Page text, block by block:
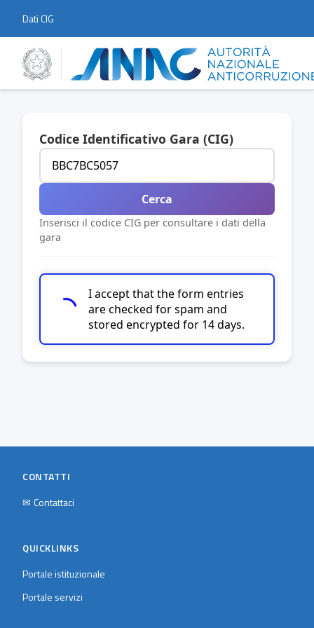
Dati CIG
Codice Identificativo Gara (CIG)
Cerca
Inserisci il codice CIG per consultare i dati della
gara
I accept that the form entries
are checked for spam and
stored encrypted for 14 days.
CONTATTI
✉ Contattaci
QUICKLINKS
Portale istituzionale
Portale servizi